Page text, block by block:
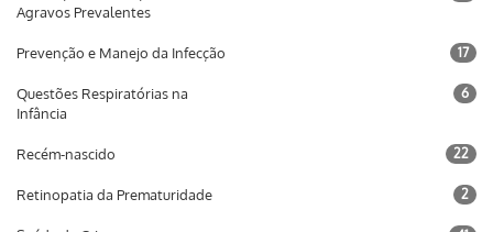
Agravos Prevalentes
Prevenção e Manejo da Infecção 17
Questões Respiratórias na
Infância
6
Recém-nascido 22
Retinopatia da Prematuridade 2